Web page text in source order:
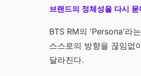
브랜드의 정체성을 다시 묻
BTS RM의 'Persona'라
스스로의 방향을 끊임없
달라진다.